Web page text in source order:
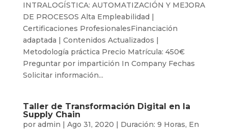
INTRALOGÍSTICA: AUTOMATIZACIÓN Y MEJORA
DE PROCESOS Alta Empleabilidad |
Certificaciones ProfesionalesFinanciación
adaptada | Contenidos Actualizados |
Metodología práctica Precio Matrícula: 450€
Preguntar por impartición In Company Fechas
Solicitar información...
Taller de Transformación Digital en la
Supply Chain
por admin | Ago 31, 2020 | Duración: 9 Horas, En